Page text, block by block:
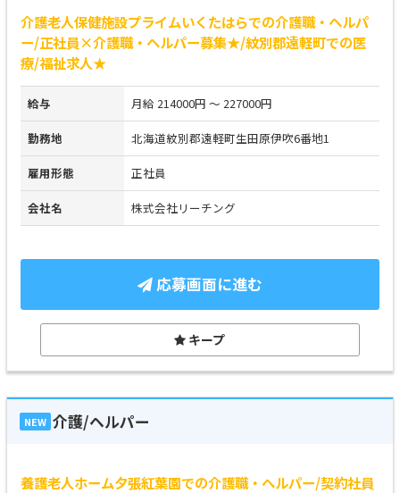
介護老人保健施設プライムいくたはらでの介護職・ヘルパ
ー/正社員×介護職・ヘルパー募集★/紋別郡遠軽町での医
療/福祉求人★
給与 月給 214000円 ～ 227000円
勤務地 北海道紋別郡遠軽町生田原伊吹6番地1
雇用形態 正社員
会社名 株式会社リーチング
応募画面に進む
キープ
NEW 介護/ヘルパー
養護老人ホーム夕張紅葉園での介護職・ヘルパー/契約社員